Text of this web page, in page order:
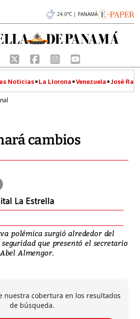
24.0°C | PANAMÁ
Noticias La Llorona Venezuela José
cambios
La Estrella
polémica surgió alrededor del
que presentó el secretario
Almengor.
nuestra cobertura en los resultados
de búsqueda.